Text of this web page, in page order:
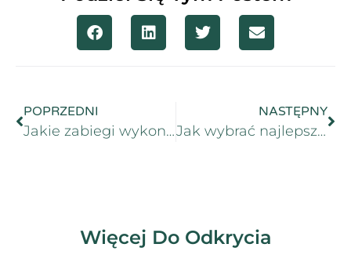
POPRZEDNI
Jakie zabiegi wykonywać wiosną?
NASTĘPNY
Jak wybrać najlepszy zabieg kosmetologiczny na twarz dla siebie?
Więcej Do Odkrycia